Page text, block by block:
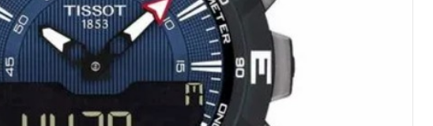
号华润大厦写字楼B座11层1104室（需提前预约）
1号恒力城写字楼15层03室（需提前预约）
号SAC东原中心写字楼24层2406B室（需提前预约）
街2号融恒时代广场写字楼9层902室（需提前预约）
建湘路393号世茂环球金融中心写字楼（芙蓉广场）10层13室（需提前预约
华润大厦写字楼29层2905室（需提前预约）